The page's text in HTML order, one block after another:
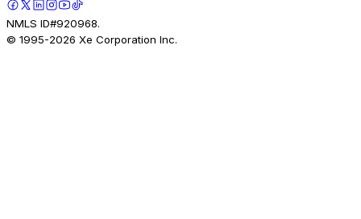
NMLS ID#920968.
© 1995-2026 Xe Corporation Inc.